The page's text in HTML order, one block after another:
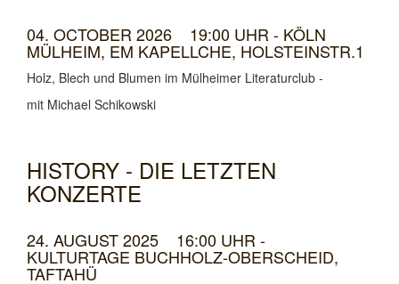
04. OCTOBER 2026 19:00 UHR - KÖLN
MÜLHEIM, EM KAPELLCHE, HOLSTEINSTR.1
Holz, Blech und Blumen im Mülheimer Literaturclub -
mit Michael Schikowski
HISTORY - DIE LETZTEN
KONZERTE
24. AUGUST 2025 16:00 UHR -
KULTURTAGE BUCHHOLZ-OBERSCHEID,
TAFTAHÜ